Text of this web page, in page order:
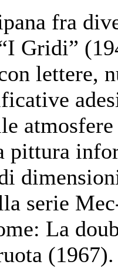
fra
Gridi”
lettere,
serie
La
(1967).